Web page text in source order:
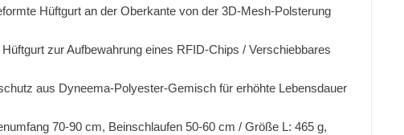
Hüftgurt an der Oberkante von der 3D-Mesh-Polsterung
zur Aufbewahrung eines RFID-Chips / Verschiebbares
aus Dyneema-Polyester-Gemisch für erhöhte Lebensdauer
70-90 cm, Beinschlaufen 50-60 cm / Größe L: 465 g,